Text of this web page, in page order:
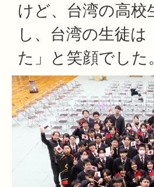
けど、台湾の高
し、台湾の生徒
た」と笑顔でした。